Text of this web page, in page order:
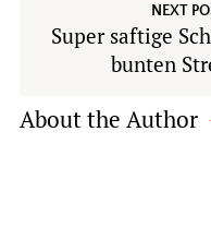
NEXT
Super saftige
bunten
About the Author